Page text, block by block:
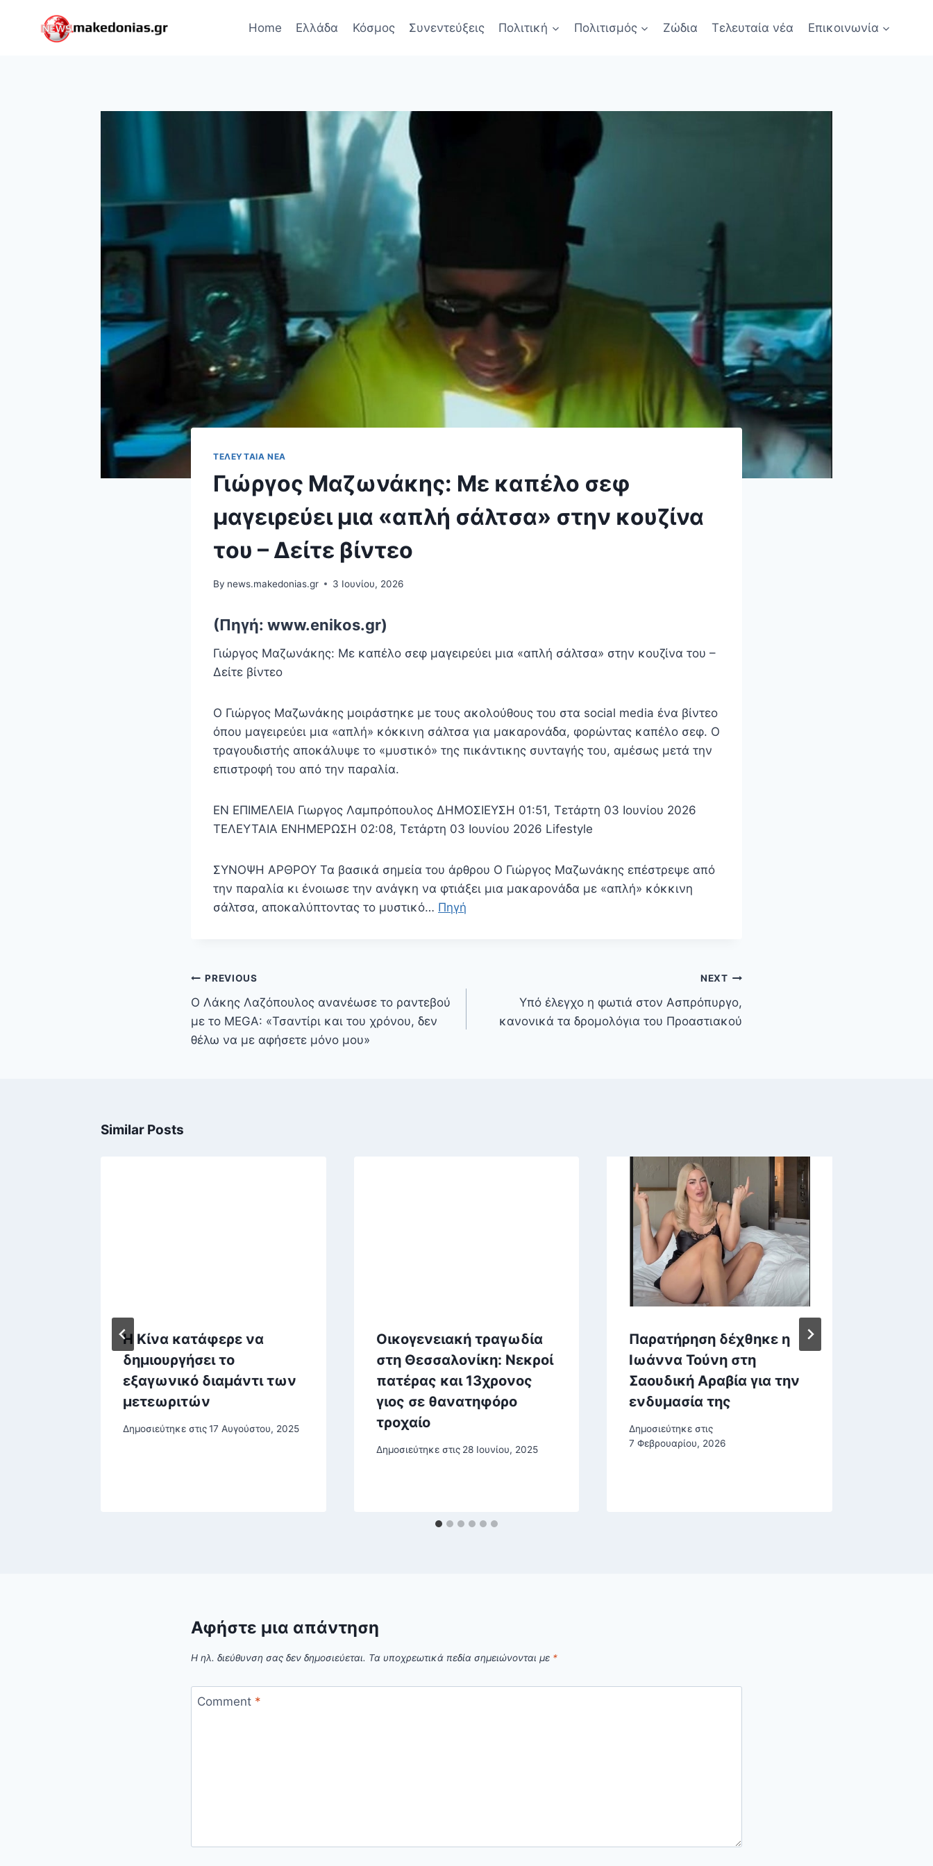
Home Ελλάδα Κόσμος Συνεντεύξεις Πολιτική Πολιτισμός Ζώδια Τελευταία νέα Επικοινωνία
ΤΕΛΕΥΤΑΊΑ ΝΈΑ
Γιώργος Μαζωνάκης: Με καπέλο σεφ
μαγειρεύει μια «απλή σάλτσα» στην κουζίνα
του – Δείτε βίντεο
By news.makedonias.gr 3 Ιουνίου, 2026
(Πηγή: www.enikos.gr)
Γιώργος Μαζωνάκης: Με καπέλο σεφ μαγειρεύει μια «απλή σάλτσα» στην κουζίνα του –
Δείτε βίντεο
Ο Γιώργος Μαζωνάκης μοιράστηκε με τους ακολούθους του στα social media ένα βίντεο
όπου μαγειρεύει μια «απλή» κόκκινη σάλτσα για μακαρονάδα, φορώντας καπέλο σεφ. Ο
τραγουδιστής αποκάλυψε το «μυστικό» της πικάντικης συνταγής του, αμέσως μετά την
επιστροφή του από την παραλία.
EN ΕΠΙΜΕΛΕΙΑ Γιωργος Λαμπρόπουλος ΔΗΜΟΣΙΕΥΣΗ 01:51, Τετάρτη 03 Ιουνίου 2026
ΤΕΛΕΥΤΑΙΑ ΕΝΗΜΕΡΩΣΗ 02:08, Τετάρτη 03 Ιουνίου 2026 Lifestyle
ΣΥΝΟΨΗ ΑΡΘΡΟΥ Τα βασικά σημεία του άρθρου Ο Γιώργος Μαζωνάκης επέστρεψε από
την παραλία κι ένοιωσε την ανάγκη να φτιάξει μια μακαρονάδα με «απλή» κόκκινη
σάλτσα, αποκαλύπτοντας το μυστικό… Πηγή
Πλοήγηση
άρθρων
PREVIOUS
Ο Λάκης Λαζόπουλος ανανέωσε το ραντεβού
με το MEGA: «Τσαντίρι και του χρόνου, δεν
θέλω να με αφήσετε μόνο μου»
NEXT
Υπό έλεγχο η φωτιά στον Ασπρόπυργο,
κανονικά τα δρομολόγια του Προαστιακού
Similar Posts
Η Κίνα κατάφερε να
δημιουργήσει το
εξαγωνικό διαμάντι των
μετεωριτών
Δημοσιεύτηκε στις17 Αυγούστου, 2025
Οικογενειακή τραγωδία
στη Θεσσαλονίκη: Νεκροί
πατέρας και 13χρονος
γιος σε θανατηφόρο
τροχαίο
Δημοσιεύτηκε στις 28 Ιουνίου, 2025
Παρατήρηση δέχθηκε η
Ιωάννα Τούνη στη
Σαουδική Αραβία για την
ενδυμασία της
Δημοσιεύτηκε στις
7 Φεβρουαρίου, 2026
Αφήστε μια απάντηση
Η ηλ. διεύθυνση σας δεν δημοσιεύεται. Τα υποχρεωτικά πεδία σημειώνονται με *
Comment *